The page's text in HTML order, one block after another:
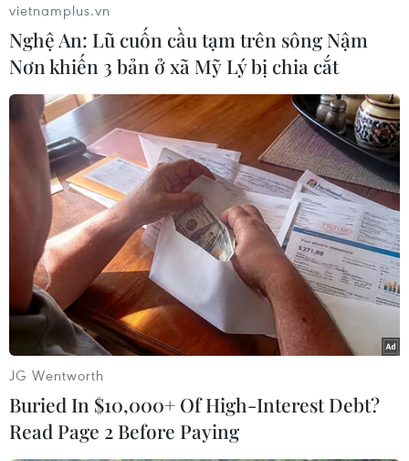
#Chiếm phố Wall #Mùa xuân Arập
#Biểu tình
#Tài chính
Mỹ
Theo dõi VietnamPlus
vietnamplus.vn
Nghệ An: Lũ cuốn cầu tạm trên sông Nậm
Nơn khiến 3 bản ở xã Mỹ Lý bị chia cắt
JG Wentworth
Buried In $10,000+ Of High-Interest Debt?
Read Page 2 Before Paying